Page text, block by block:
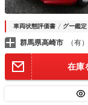
車両状態評価書 グー鑑定
群馬県高崎市 （有
在庫